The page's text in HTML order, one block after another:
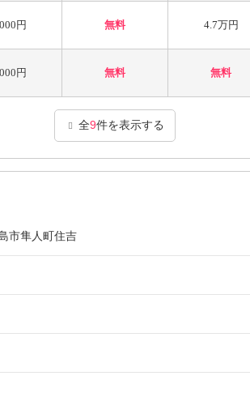
円 無料 4.7万円
円 無料 無料
全9件を表示する
市隼人町住吉